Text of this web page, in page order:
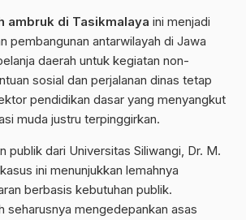
ambruk di Tasikmalaya ini menjadi
pembangunan antarwilayah di Jawa
daerah untuk kegiatan non-
sosial dan perjalanan dinas tetap
pendidikan dasar yang menyangkut
muda justru terpinggirkan.
publik dari Universitas Siliwangi, Dr. M.
ini menunjukkan lemahnya
berbasis kebutuhan publik.
seharusnya mengedepankan asas